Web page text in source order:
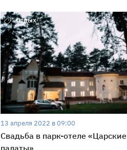
Отдых
13 апреля 2022 в 09:00
Свадьба в парк-отеле «Царские
палаты»